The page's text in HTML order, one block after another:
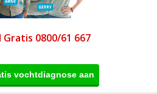
Gratis 0800/61 667
vochtdiagnose aan